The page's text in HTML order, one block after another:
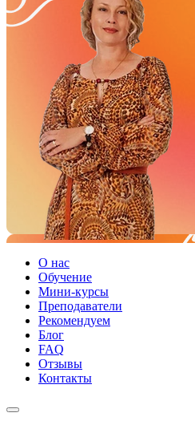
О нас
Обучение
Мини-курсы
Преподаватели
Рекомендуем
Блог
FAQ
Отзывы
Контакты